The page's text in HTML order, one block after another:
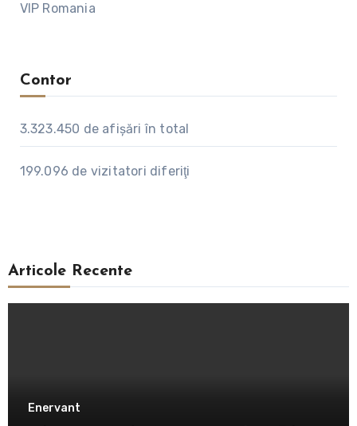
VIP Romania
Contor
3.323.450 de afişări în total
199.096 de vizitatori diferiţi
Articole Recente
Enervant